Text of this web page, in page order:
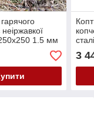
1.5 мм
3